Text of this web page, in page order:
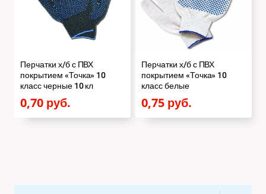
Перчатки х/б с ПВХ
покрытием «Точка» 10
класс черные 10 кл
0,70 руб.
Перчатки х/б с ПВХ
покрытием «Точка» 10
класс белые
0,75 руб.